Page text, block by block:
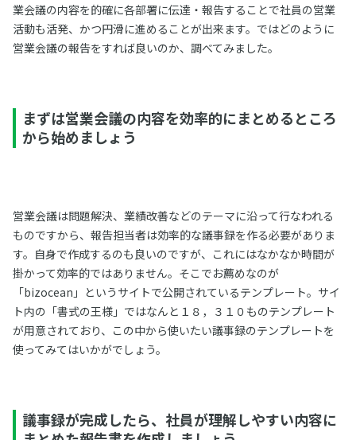
業会議の内容を的確に各部署に伝達・報告することで社員の営業
活動も活発、かつ円滑に進めることが出来ます。ではどのように
営業会議の報告をすれば良いのか、調べてみました。
まずは営業会議の内容を効率的にまとめるところ
から始めましょう
営業会議は問題解決、業績改善などのテーマに沿って行なわれる
ものですから、報告担当者は効率的な議事録を作る必要がありま
す。自身で作成するのも良いのですが、これにはなかなか時間が
掛かって効率的ではありません。そこでお薦めなのが
「bizocean」というサイトで公開されているテンプレート。サイ
ト内の「書式の王様」ではなんと１８，３１０ものテンプレート
が用意されており、この中から使いたい議事録のテンプレートを
使ってみてはいかがでしょう。
議事録が完成したら、社員が理解しやすい内容に